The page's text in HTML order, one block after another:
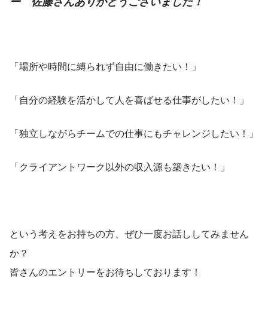
「場所や時間に縛られず自由に働きたい！」
「自分の経験を活かして人を喜ばせる仕事がしたい！」
「独立しながらチームでの仕事にもチャレンジしたい！」
「クライアントワーク以外の収入源も築きたい！」
という考えをお持ちの方、ぜひ一度お話ししてみません
か？
皆さんのエントリーをお待ちしております！